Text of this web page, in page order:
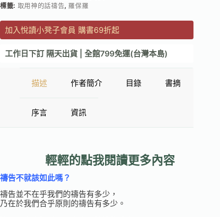
標籤: 取用神的話禱告, 羅保羅
加入悅讀小凳子會員 購書69折起
工作日下訂 隔天出貨 | 全館799免運(台灣本島)
描述 作者簡介 目錄 書摘
序言 資訊
輕輕的點我閱讀更多內容
禱告不就該如此嗎？
禱告並不在乎我們的禱告有多少，
乃在於我們合乎原則的禱告有多少。